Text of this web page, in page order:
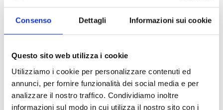
Consenso Dettagli Informazioni sui cookie
Questo sito web utilizza i cookie
Utilizziamo i cookie per personalizzare contenuti ed
annunci, per fornire funzionalità dei social media e per
analizzare il nostro traffico. Condividiamo inoltre
informazioni sul modo in cui utilizza il nostro sito con i
Il bando incoraggia ilruolo di guida delle PMI
innovative
per trasformare la tecnologia e i risultati
adattando le tecnologie dalle applicazioni civili o
CONDIVIDI